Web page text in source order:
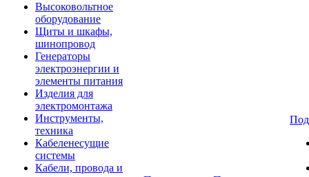
Высоковольтное
оборудование
Щиты и шкафы,
шинопровод
Генераторы
электроэнергии и
элементы питания
Изделия для
электромонтажа
Инструменты,
техника
Кабеленесущие
системы
Кабели, провода и